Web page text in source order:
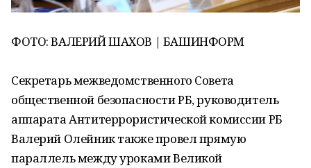
ФОТО: ВАЛЕРИЙ ШАХОВ | БАШИНФОРМ
Секретарь межведомственного Совета
общественной безопасности РБ, руководитель
аппарата Антитеррористической комиссии РБ
Валерий Олейник также провел прямую
параллель между уроками Великой